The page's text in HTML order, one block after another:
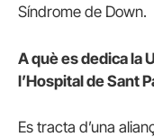
Síndrome de Down.
A què es dedica la
l’Hospital de Sant
Es tracta d’una